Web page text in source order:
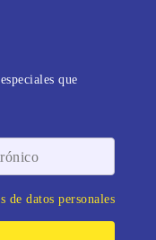
que
de datos personales